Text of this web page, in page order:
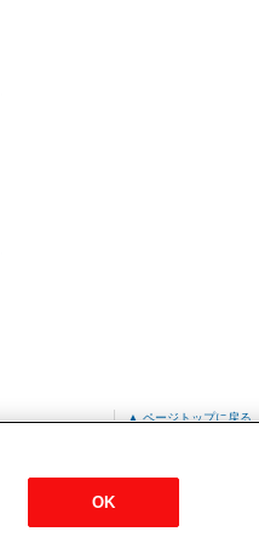
▲ ページトップに戻る
OK